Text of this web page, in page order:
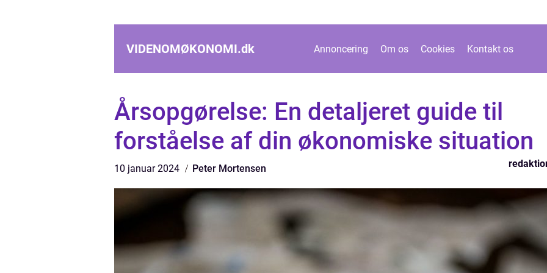
VIDENOMØKONOMI.dk Annoncering Om os Cookies Kontakt os
Årsopgørelse: En detaljeret guide til
forståelse af din økonomiske situation
10 januar 2024 Peter Mortensen